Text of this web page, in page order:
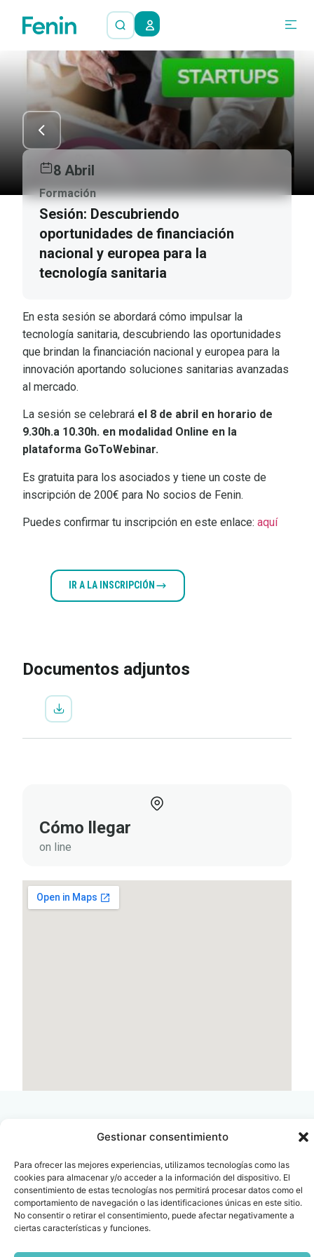
Gestionar consentimiento
Para ofrecer las mejores experiencias, utilizamos tecnologías como las
cookies para almacenar y/o acceder a la información del dispositivo. El
consentimiento de estas tecnologías nos permitirá procesar datos como el
comportamiento de navegación o las identificaciones únicas en este sitio.
No consentir o retirar el consentimiento, puede afectar negativamente a
ciertas características y funciones.
8 Abril
Formación
Sesión: Descubriendo
oportunidades de financiación
nacional y europea para la
tecnología sanitaria
En esta sesión se abordará cómo impulsar la
tecnología sanitaria, descubriendo las oportunidades
que brindan la financiación nacional y europea para la
innovación aportando soluciones sanitarias avanzadas
al mercado.
La sesión se celebrará el 8 de abril en horario de
9.30h.a 10.30h. en modalidad Online en la
plataforma GoToWebinar.
Es gratuita para los asociados y tiene un coste de
inscripción de 200€ para No socios de Fenin.
Puedes confirmar tu inscripción en este enlace: aquí
VER
PROGRAMA
IR A LA INSCRIPCIÓN
Documentos adjuntos
Cómo llegar
on line
Contacto
info@fenin.es
C/ Villanueva, 20 - 1-
28001
Oficina Barcelona
Travesera de Gracia, 56 -
1º, 3ª 08006
932 014 655